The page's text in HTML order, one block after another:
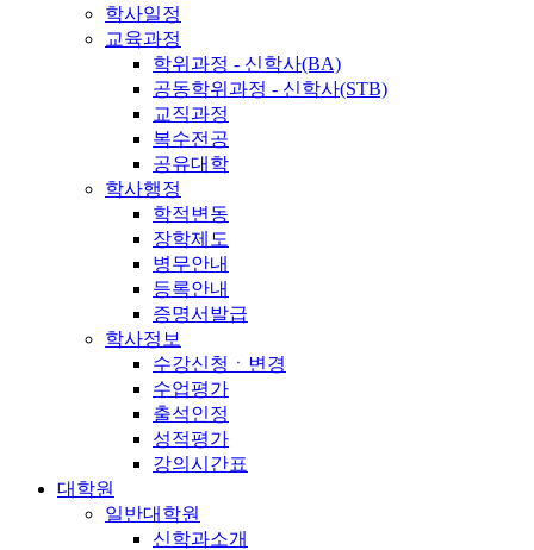
학사일정
교육과정
학위과정 - 신학사(BA)
공동학위과정 - 신학사(STB)
교직과정
복수전공
공유대학
학사행정
학적변동
장학제도
병무안내
등록안내
증명서발급
학사정보
수강신청ㆍ변경
수업평가
출석인정
성적평가
강의시간표
대학원
일반대학원
신학과소개